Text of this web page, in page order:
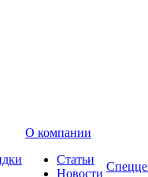
О компании
Статьи
Новости